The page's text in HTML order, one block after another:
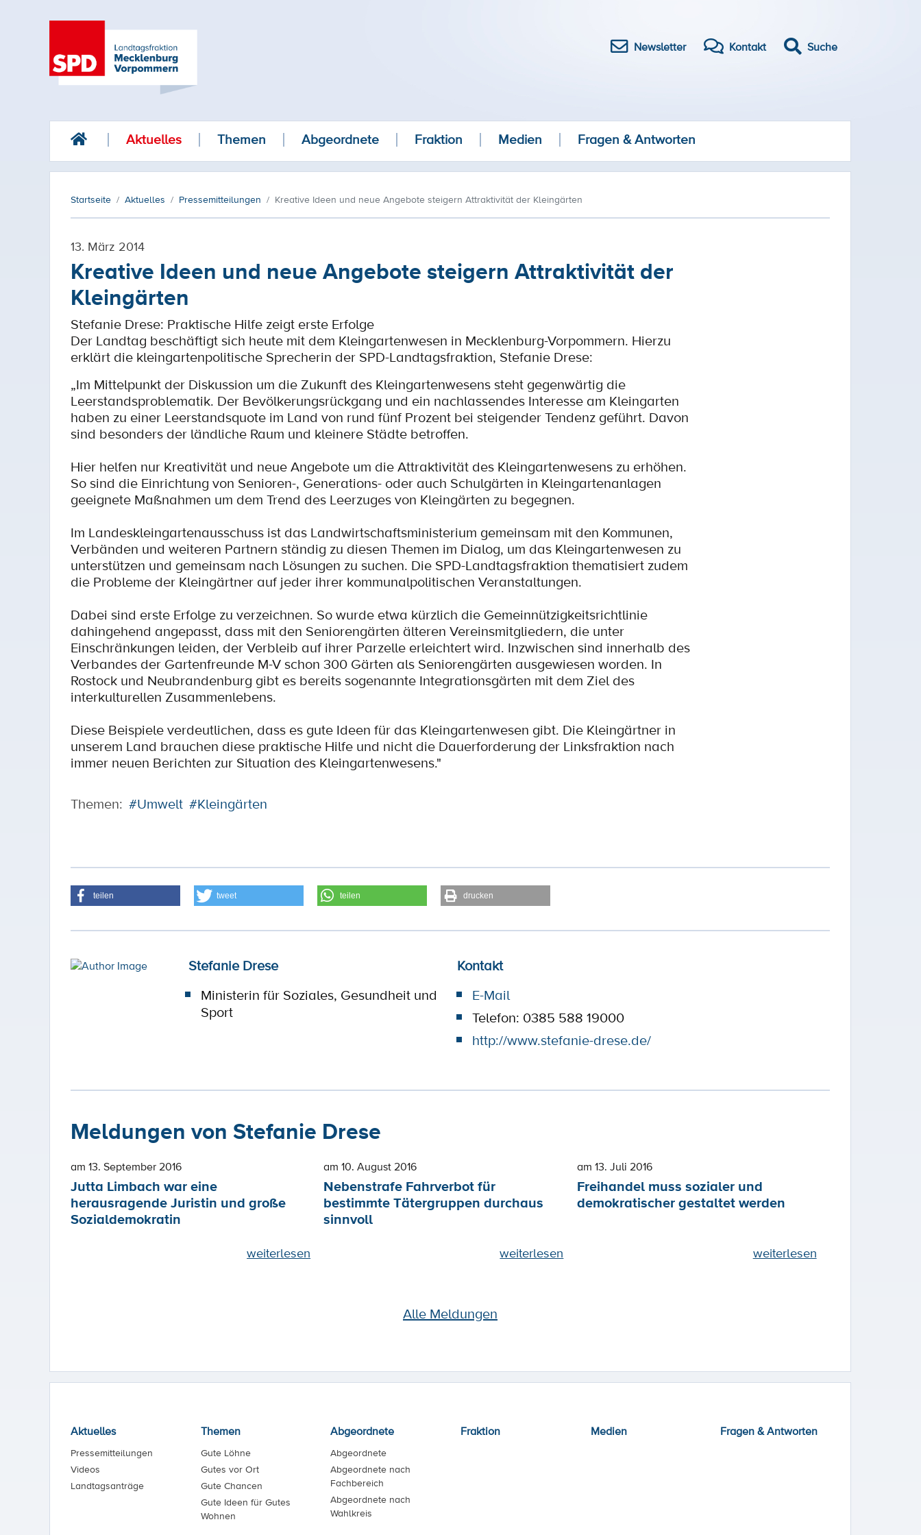
Newsletter Kontakt Suche
Aktuelles Themen Abgeordnete Fraktion Medien Fragen & Antworten
Startseite Aktuelles Pressemitteilungen Kreative Ideen und neue Angebote steigern Attraktivität der Kleingärten
13. März 2014
Kreative Ideen und neue Angebote steigern Attraktivität der
Kleingärten
Stefanie Drese: Praktische Hilfe zeigt erste Erfolge
Der Landtag beschäftigt sich heute mit dem Kleingartenwesen in Mecklenburg-Vorpommern. Hierzu
erklärt die kleingartenpolitische Sprecherin der SPD-Landtagsfraktion, Stefanie Drese:
„Im Mittelpunkt der Diskussion um die Zukunft des Kleingartenwesens steht gegenwärtig die
Leerstandsproblematik. Der Bevölkerungsrückgang und ein nachlassendes Interesse am Kleingarten
haben zu einer Leerstandsquote im Land von rund fünf Prozent bei steigender Tendenz geführt. Davon
sind besonders der ländliche Raum und kleinere Städte betroffen.
Hier helfen nur Kreativität und neue Angebote um die Attraktivität des Kleingartenwesens zu erhöhen.
So sind die Einrichtung von Senioren-, Generations- oder auch Schulgärten in Kleingartenanlagen
geeignete Maßnahmen um dem Trend des Leerzuges von Kleingärten zu begegnen.
Im Landeskleingartenausschuss ist das Landwirtschaftsministerium gemeinsam mit den Kommunen,
Verbänden und weiteren Partnern ständig zu diesen Themen im Dialog, um das Kleingartenwesen zu
unterstützen und gemeinsam nach Lösungen zu suchen. Die SPD-Landtagsfraktion thematisiert zudem
die Probleme der Kleingärtner auf jeder ihrer kommunalpolitischen Veranstaltungen.
Dabei sind erste Erfolge zu verzeichnen. So wurde etwa kürzlich die Gemeinnützigkeitsrichtlinie
dahingehend angepasst, dass mit den Seniorengärten älteren Vereinsmitgliedern, die unter
Einschränkungen leiden, der Verbleib auf ihrer Parzelle erleichtert wird. Inzwischen sind innerhalb des
Verbandes der Gartenfreunde M-V schon 300 Gärten als Seniorengärten ausgewiesen worden. In
Rostock und Neubrandenburg gibt es bereits sogenannte Integrationsgärten mit dem Ziel des
interkulturellen Zusammenlebens.
Diese Beispiele verdeutlichen, dass es gute Ideen für das Kleingartenwesen gibt. Die Kleingärtner in
unserem Land brauchen diese praktische Hilfe und nicht die Dauerforderung der Linksfraktion nach
immer neuen Berichten zur Situation des Kleingartenwesens."
Themen: #Umwelt #Kleingärten
teilen tweet teilen drucken
Stefanie Drese
Kontakt
Ministerin für Soziales, Gesundheit und
Sport
E-Mail
Telefon: 0385 588 19000
http://www.stefanie-drese.de/
Meldungen von Stefanie Drese
am 13. September 2016
Jutta Limbach war eine
herausragende Juristin und große
Sozialdemokratin
weiterlesen
am 10. August 2016
Nebenstrafe Fahrverbot für
bestimmte Tätergruppen durchaus
sinnvoll
weiterlesen
am 13. Juli 2016
Freihandel muss sozialer und
demokratischer gestaltet werden
weiterlesen
Alle Meldungen
Aktuelles
Pressemitteilungen
Videos
Landtagsanträge
Themen
Gute Löhne
Gutes vor Ort
Gute Chancen
Gute Ideen für Gutes
Wohnen
Abgeordnete
Abgeordnete
Abgeordnete nach
Fachbereich
Abgeordnete nach
Wahlkreis
Fraktion Medien Fragen & Antworten